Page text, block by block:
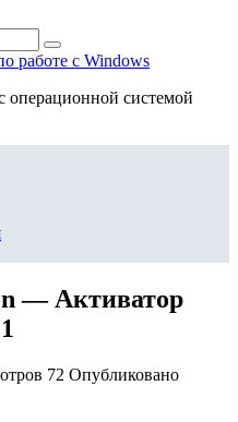
работе с Windows
системой
— Активатор
72 Опубликовано